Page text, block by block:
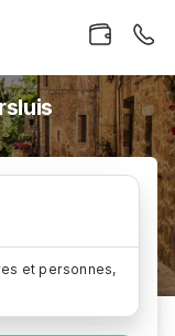
et personnes,